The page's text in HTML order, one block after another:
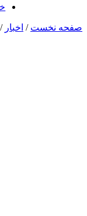
صفحه نخست / اخبار /